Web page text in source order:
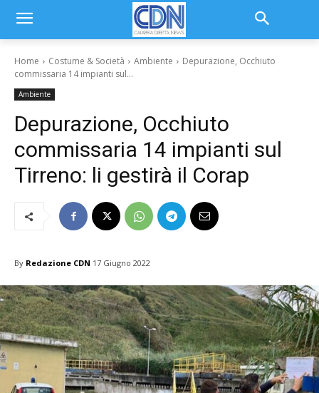
Home Costume & Società Ambiente
Depurazione, Occhiuto
commissaria 14 impianti sul...
Ambiente
Depurazione, Occhiuto
commissaria 14 impianti sul
Tirreno: li gestirà il Corap
By Redazione CDN 17 Giugno 2022